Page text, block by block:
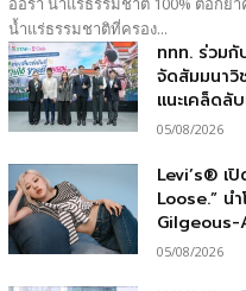
น้ำแร่ธรรมชาติที่ครอง...
ททท. ร่วม
จัดสัมมนาวิ
แนะเคล็ดลั
05/08/2026
Levi’s® เ
Loose.” น
Gilgeous-
05/08/2026